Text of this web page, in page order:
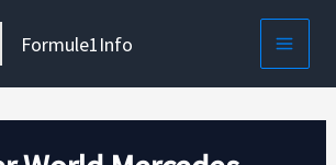
Formule1Info